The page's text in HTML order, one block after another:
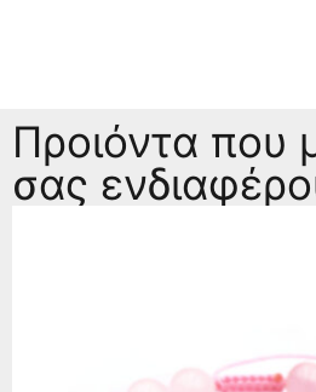
Προιόντα που
σας